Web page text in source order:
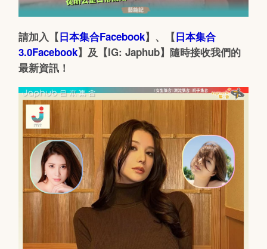
請加入【日本集合Facebook】、【日本集合
3.0Facebook】及【IG: Japhub】隨時接收我們的
最新資訊！